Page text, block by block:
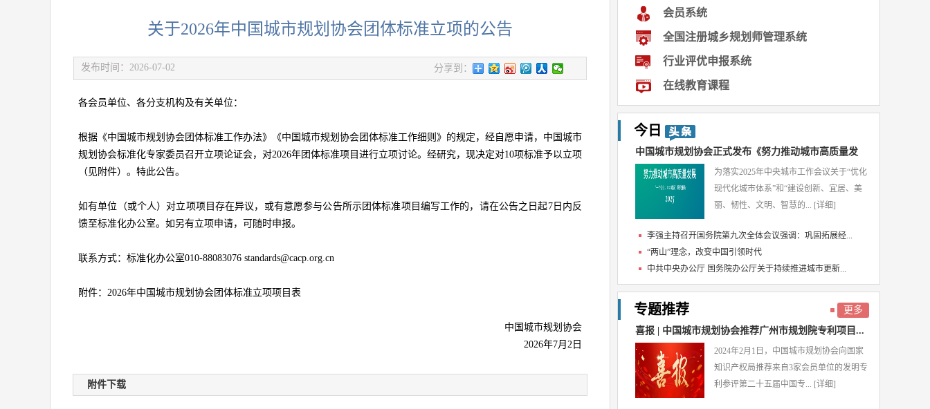
关于2026年中国城市规划协会团体标准立项的公告
发布时间：2026-07-02 分享到：
各会员单位、各分支机构及有关单位：
根据《中国城市规划协会团体标准工作办法》《中国城市规划协会团体标准工作细则》的规定，经自愿申请，中国城市
规划协会标准化专家委员召开立项论证会，对2026年团体标准项目进行立项讨论。经研究，现决定对10项标准予以立项
（见附件）。特此公告。
如有单位（或个人）对立项项目存在异议，或有意愿参与公告所示团体标准项目编写工作的，请在公告之日起7日内反
馈至标准化办公室。如另有立项申请，可随时申报。
联系方式：标准化办公室010-88083076 standards@cacp.org.cn
附件：2026年中国城市规划协会团体标准立项项目表
中国城市规划协会
2026年7月2日
附件下载
会员系统
全国注册城乡规划师管理系统
行业评优申报系统
在线教育课程
今日
中国城市规划协会正式发布《努力推动城市高质量发
展...
为落实2025年中央城市工作会议关于“优化
现代化城市体系”和“建设创新、宜居、美
丽、韧性、文明、智慧的... [详细]
李强主持召开国务院第九次全体会议强调：巩固拓展经...
“两山”理念，改变中国引领时代
中共中央办公厅 国务院办公厅关于持续推进城市更新...
专题推荐
更多
喜报 | 中国城市规划协会推荐广州市规划院专利项目...
2024年2月1日，中国城市规划协会向国家
知识产权局推荐来自3家会员单位的发明专
利参评第二十五届中国专... [详细]